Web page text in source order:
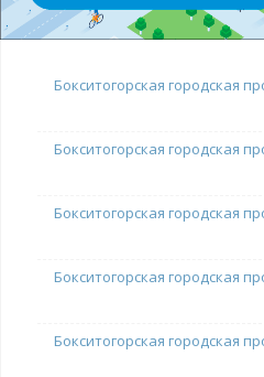
Бокситогорская городская
Бокситогорская городская
Бокситогорская городская
Бокситогорская городская
Бокситогорская городская